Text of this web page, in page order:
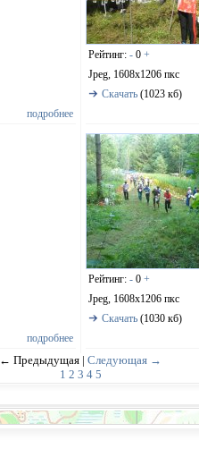
подробнее
Рейтинг: - 0 +
Jpeg, 1608x1206 пкс
Скачать (1023 кб)
подробнее
Рейтинг: - 0 +
Jpeg, 1608x1206 пкс
Скачать (1030 кб)
← Предыдущая | Следующая →
1 2 3 4 5